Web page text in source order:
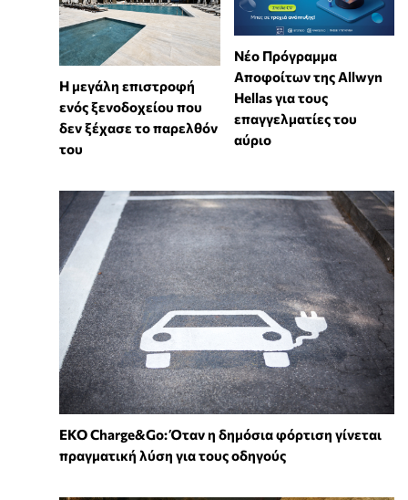
Η μεγάλη επιστροφή
ενός ξενοδοχείου που
δεν ξέχασε το παρελθόν
του
Νέο Πρόγραμμα
Αποφοίτων της Allwyn
Hellas για τους
επαγγελματίες του
αύριο
EKO Charge&Go: Όταν η δημόσια φόρτιση γίνεται
πραγματική λύση για τους οδηγούς